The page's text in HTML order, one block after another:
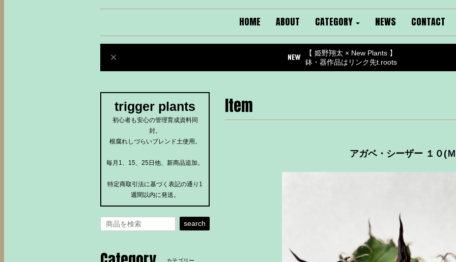
HOME ABOUT CATEGORY NEWS CONTACT
【 姫野翔太 × New Plants 】
鉢・器作品はリンク先t.roots
Item
アガベ・シーザー １０(
trigger plants
初心者も安心の管理育成資料同
封。
根腐れしづらいブレンド土使用。
毎月1、15、25日他、新商品追加。
特定商取引法に基づく表記の通り1
週間以内に発送。
search
カテゴリー